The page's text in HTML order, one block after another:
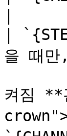
|
을 때
켜짐